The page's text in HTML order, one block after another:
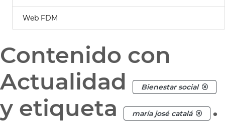
Web FDM
Contenido con
Actualidad
Bienestar social
y etiqueta maría josé catalá .